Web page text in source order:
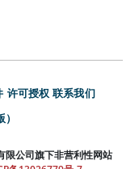
许可授权 联系我们
限公司旗下非营利性网站